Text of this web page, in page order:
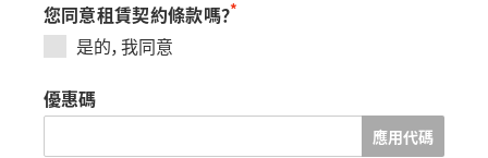
您同意租賃契約條款嗎？*
是的，我同意
優惠碼
應用代碼